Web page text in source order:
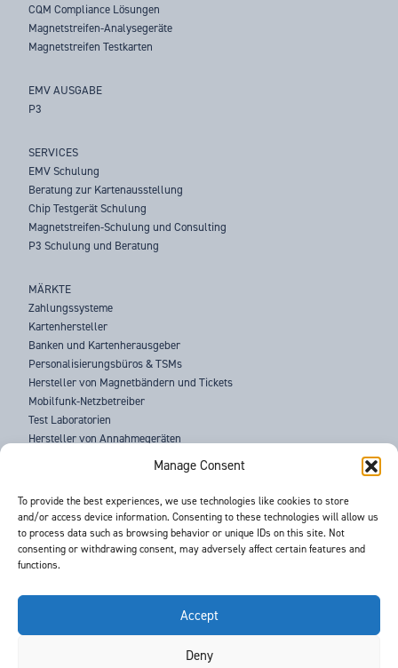
Manage Consent
To provide the best experiences, we use technologies like cookies to store
and/or access device information. Consenting to these technologies will allow us
to process data such as browsing behavior or unique IDs on this site. Not
consenting or withdrawing consent, may adversely affect certain features and
functions.
Accept
Deny
CQM Compliance Lösungen
Magnetstreifen-Analysegeräte
Magnetstreifen Testkarten
EMV AUSGABE
P3
SERVICES
EMV Schulung
Beratung zur Kartenausstellung
Chip Testgerät Schulung
Magnetstreifen-Schulung und Consulting
P3 Schulung und Beratung
MÄRKTE
Zahlungssysteme
Kartenhersteller
Banken und Kartenherausgeber
Personalisierungsbüros & TSMs
Hersteller von Magnetbändern und Tickets
Mobilfunk-Netzbetreiber
Test Laboratorien
Hersteller von Annahmegeräten
Strafverfolgungsbehörden
ÜBER UNS
SUPPORT
NEUIGKEITEN
VERANSTALTUNGEN
BEDINGUNGEN & KONDITIONEN
GDPR DATENSCHUTZERKLÄRUNG